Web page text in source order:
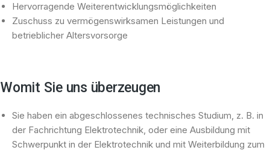
Hervorragende Weiterentwicklungsmöglichkeiten
Zuschuss zu vermögenswirksamen Leistungen und
betrieblicher Altersvorsorge
Womit Sie uns überzeugen
Sie haben ein abgeschlossenes technisches Studium, z. B. in
der Fachrichtung Elektrotechnik, oder eine Ausbildung mit
Schwerpunkt in der Elektrotechnik und mit Weiterbildung zum